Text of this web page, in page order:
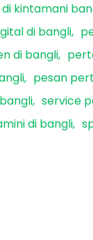
kintamani
di bangli
di bangli
pesan
service
di bangli